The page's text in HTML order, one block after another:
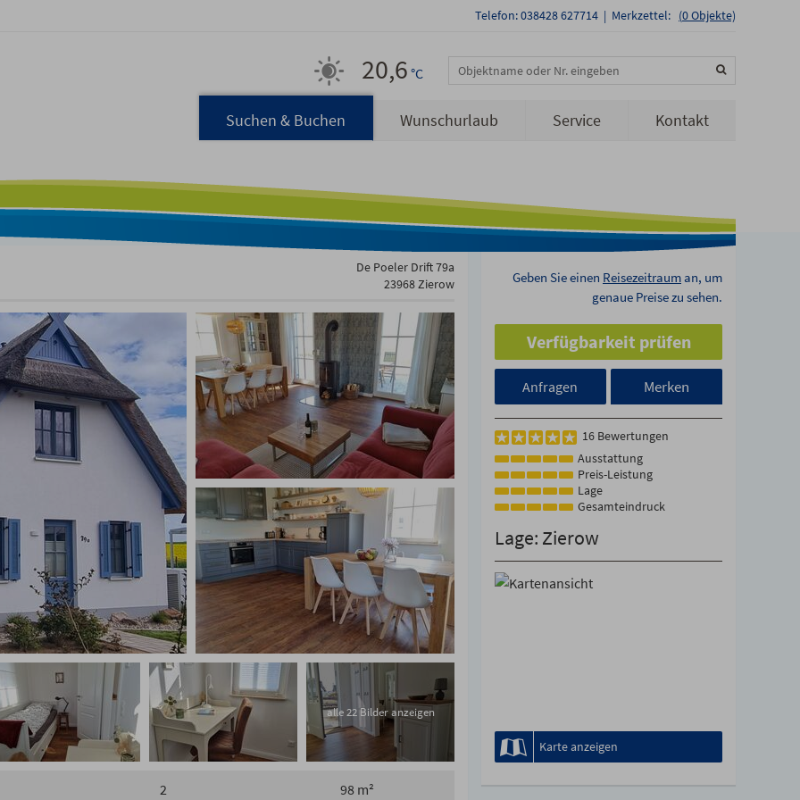
Merkzettel: (0Objekte)
Telefon: 038428 627714 |
20,6 °C
überspringen
Suchen & Buchen Wunschurlaub Service Kontakt
Objektname oder Nr. eingeben
De Poeler Drift 79a
23968 Zierow
alle 22 Bilder anzeigen
2 98 m²
Geben Sie einen Reisezeitrauman, um
genaue Preise zu sehen.
Verfügbarkeit prüfen
Anfragen Merken
16 Bewertungen
Ausstattung
Preis-Leistung
Lage
Gesamteindruck
Lage: Zierow
Karte anzeigen